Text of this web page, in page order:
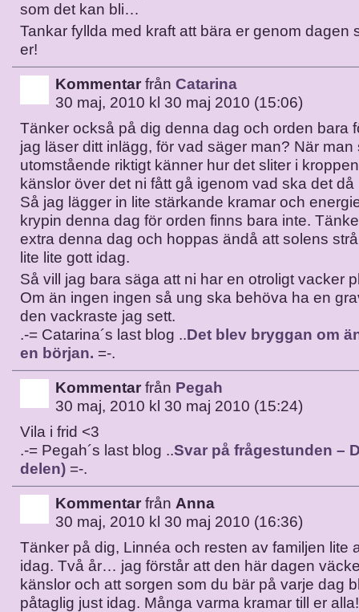
som det kan bli…
Tankar fyllda med kraft att bära er genom dagen
er!
Kommentar från Catarina
30 maj, 2010 kl 30 maj 2010 (15:06)
Tänker också på dig denna dag och orden bara
jag läser ditt inlägg, för vad säger man? När man
utomstående riktigt känner hur det sliter i
känslor över det ni fått gå igenom vad ska det då
Så jag lägger in lite stärkande kramar och
krypin denna dag för orden finns bara inte.
extra denna dag och hoppas ändå att solens
lite lite gott idag.
Så vill jag bara säga att ni har en otroligt vacker
Om än ingen ingen så ung ska behöva ha en
den vackraste jag sett.
.-= Catarina´s last blog ..Det blev bryggan om
en början. =-.
Kommentar från Pegah
30 maj, 2010 kl 30 maj 2010 (15:24)
Vila i frid <3
.-= Pegah´s last blog ..Svar på frågestunden –
delen) =-.
Kommentar från Anna
30 maj, 2010 kl 30 maj 2010 (16:36)
Tänker på dig, Linnéa och resten av familjen lite
idag. Två år… jag förstår att den här dagen
känslor och att sorgen som du bär på varje dag
påtaglig just idag. Många varma kramar till er alla!